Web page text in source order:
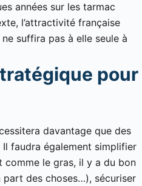
années sur les tarmac
l’attractivité française
suffira pas à elle seule à
pour
davantage que des
Il faudra également simplifier
comme le gras, il y a du bon
des choses…), sécuriser